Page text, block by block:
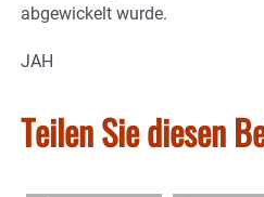
abgewickelt wurde.
JAH
Teilen Sie diesen